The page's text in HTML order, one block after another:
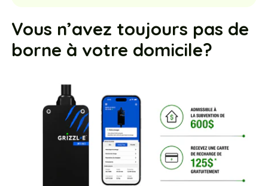
Vous n’avez toujours pas de
borne à votre domicile?